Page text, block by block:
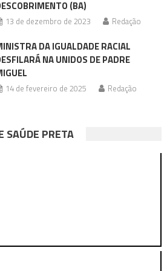
(BA)
13 de dezembro de 2023 Redação
DA IGUALDADE RACIAL
NA UNIDOS DE PADRE
14 de fevereiro de 2025 Redação
SAÚDE PRETA